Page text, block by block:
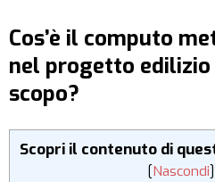
Cos’è il computo
nel progetto edilizio
scopo?
Scopri il contenuto di
[Nascondi]